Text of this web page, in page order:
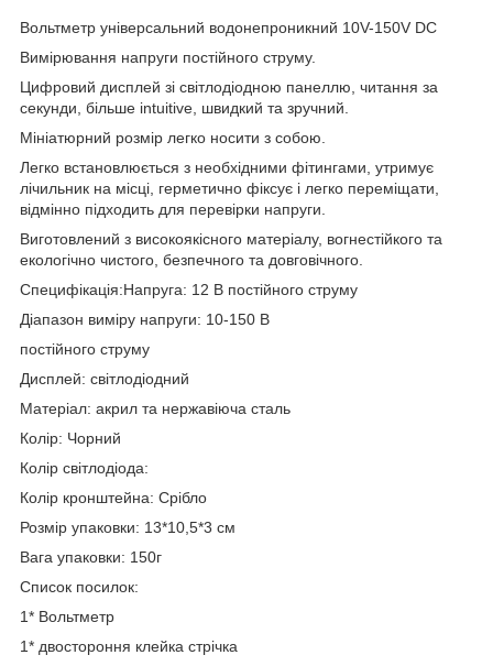
Вольтметр універсальний водонепроникний 10V-150V DC
Вимірювання напруги постійного струму.
Цифровий дисплей зі світлодіодною панеллю, читання за
секунди, більше intuitive, швидкий та зручний.
Мініатюрний розмір легко носити з собою.
Легко встановлюється з необхідними фітингами, утримує
лічильник на місці, герметично фіксує і легко переміщати,
відмінно підходить для перевірки напруги.
Виготовлений з високоякісного матеріалу, вогнестійкого та
екологічно чистого, безпечного та довговічного.
Специфікація:Напруга: 12 В постійного струму
Діапазон виміру напруги: 10-150 В
постійного струму
Дисплей: світлодіодний
Матеріал: акрил та нержавіюча сталь
Колір: Чорний
Колір світлодіода:
Колір кронштейна: Срібло
Розмір упаковки: 13*10,5*3 см
Вага упаковки: 150г
Список посилок:
1* Вольтметр
1* двостороння клейка стрічка